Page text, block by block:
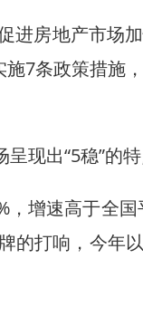
房地产市场
7条政策措施
出“5稳”的特
增速高于全国
的打响，今年